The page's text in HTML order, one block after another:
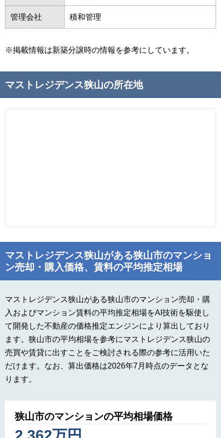
管理会社 積和管理
※掲載情報は新築分譲時の情報を参考にしています。
マストレジデンス狭山の所在地
マストレジデンス狭山がある狭山市のマンショ
ン売却・購入価格、賃料の平均推定相場
マストレジデンス狭山がある狭山市のマンション売却・購
入およびマンション賃料の平均推定相場をAI技術を駆使し
て開発した不動産の価格推定エンジンにより算出しており
ます。狭山市の平均相場を参考にマストレジデンス狭山の
売買や賃貸に出すことをご検討される際の参考に活用いた
だけます。なお、算出価格は2026年7月時点のデータとな
ります。
狭山市のマンションの平均相場価格